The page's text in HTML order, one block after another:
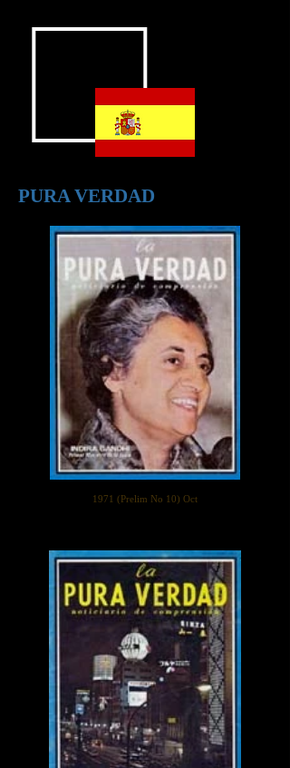
PURA VERDAD
1971 (Prelim No 10) Oct